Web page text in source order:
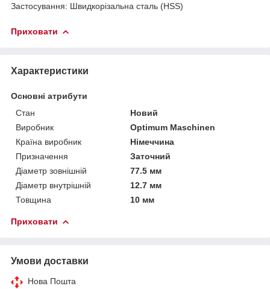
Застосування: Швидкорізальна сталь (HSS)
Приховати
Характеристики
Основні атрибути
Стан
Новий
Виробник
Optimum Maschinen
Країна виробник
Німеччина
Призначення
Заточний
Діаметр зовнішній
77.5 мм
Діаметр внутрішній
12.7 мм
Товщина
10 мм
Приховати
Умови доставки
Нова Пошта